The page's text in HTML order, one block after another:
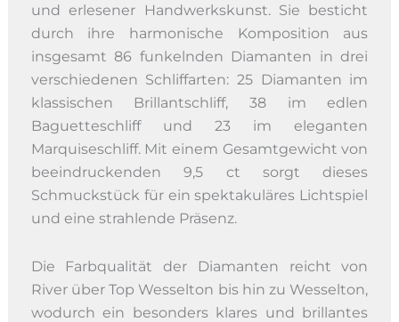
und erlesener Handwerkskunst. Sie besticht
durch ihre harmonische Komposition aus
insgesamt 86 funkelnden Diamanten in drei
verschiedenen Schliffarten: 25 Diamanten im
klassischen Brillantschliff, 38 im edlen
Baguetteschliff und 23 im eleganten
Marquiseschliff. Mit einem Gesamtgewicht von
beeindruckenden 9,5 ct sorgt dieses
Schmuckstück für ein spektakuläres Lichtspiel
und eine strahlende Präsenz.
Die Farbqualität der Diamanten reicht von
River über Top Wesselton bis hin zu Wesselton,
wodurch ein besonders klares und brillantes